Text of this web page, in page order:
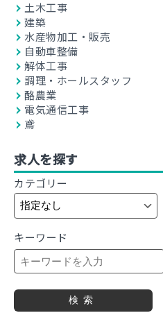
土木工事
建築
水産物加工・販売
自動車整備
解体工事
調理・ホールスタッフ
酪農業
電気通信工事
鳶
求人を探す
カテゴリー
キーワード
検索